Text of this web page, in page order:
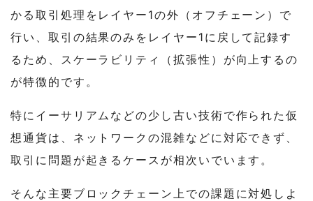
かる取引処理をレイヤー1の外（オフチェーン）で
行い、取引の結果のみをレイヤー1に戻して記録す
るため、スケーラビリティ（拡張性）が向上するの
が特徴的です。
特にイーサリアムなどの少し古い技術で作られた仮
想通貨は、ネットワークの混雑などに対応できず、
取引に問題が起きるケースが相次いでいます。
そんな主要ブロックチェーン上での課題に対処しよ